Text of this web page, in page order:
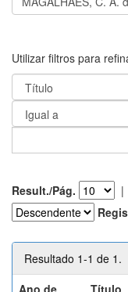
Utilizar filtros para
Result./Pág. |
Resultado 1-1 de 1.
Ano de
Título